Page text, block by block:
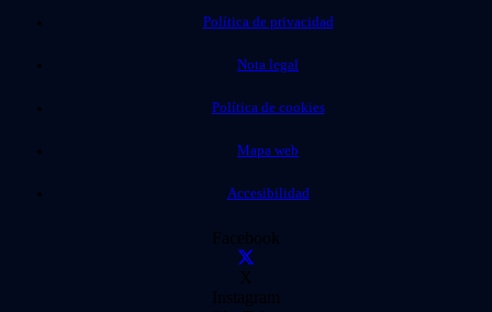
Política de privacidad
Nota legal
Política de cookies
Mapa web
Accesibilidad
Facebook
X
Instagram